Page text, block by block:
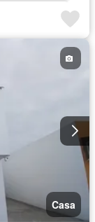
de servicio
Casa